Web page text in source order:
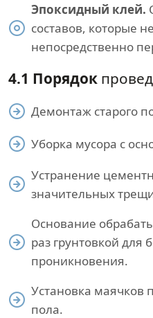
Эпоксидный клей.
составов, которые
непосредственно
4.1 Порядок
Демонтаж старого
Уборка мусора с
Устранение
значительных
Основание
раз грунтовкой для
проникновения.
Установка маячков
пола.